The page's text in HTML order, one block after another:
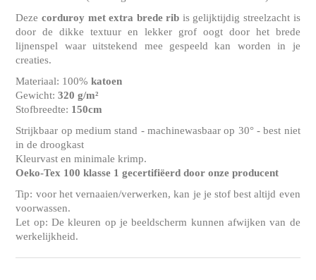
Deze corduroy met extra brede rib is gelijktijdig streelzacht is
door de dikke textuur en lekker grof oogt door het brede
lijnenspel waar uitstekend mee gespeeld kan worden in je
creaties.
Materiaal: 100%katoen
Gewicht:320 g/m²
Stofbreedte: 150cm
Strijkbaar op medium stand - machinewasbaar op 30° - best niet
in de droogkast
Kleurvast en minimale krimp.
Oeko-Tex 100 klasse 1 gecertifiëerd door onze producent
Tip: voor het vernaaien/verwerken, kan je je stof best altijd even
voorwassen.
Let op: De kleuren op je beeldscherm kunnen afwijken van de
werkelijkheid.